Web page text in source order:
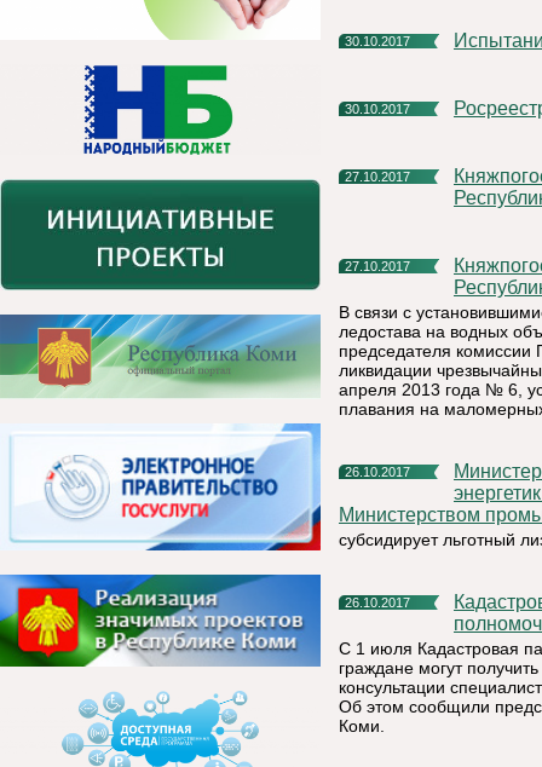
30.10.2017
30.10.2017
27.10.2017
Княжпогостский участок ФКУ «Центр ГИМС МЧС России по
27.10.2017
Княжпогостский участок ФКУ «Центр ГИМС МЧС России по
В связи с
ледостава на водных
председателя комиссии
ликвидации
апреля 2013 года № 6,
плавания на
26.10.2017
Министерство промышленности, природных ресурсов,
Министерством
субсидирует льготный
26.10.2017
Кадастровая палата по Республике Коми расширяет свои
С 1 июля Кадастровая
граждане могут
консультации
Об этом сообщили
Коми.